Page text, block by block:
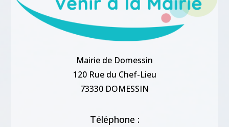
Mairie de Domessin
120 Rue du Chef-Lieu
73330 DOMESSIN
Téléphone :